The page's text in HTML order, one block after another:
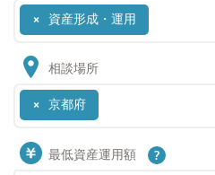
× 資産形成・運用
相談場所
× 京都府
最低資産運用額